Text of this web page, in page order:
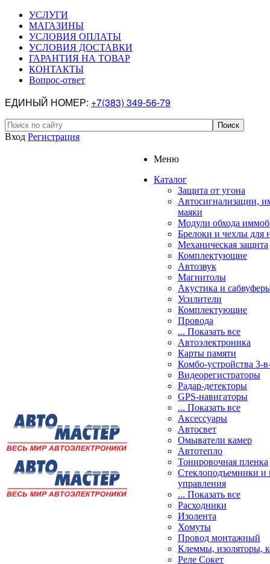
УСЛУГИ
МАГАЗИНЫ
УСЛОВИЯ ОПЛАТЫ
УСЛОВИЯ ДОСТАВКИ
ГАРАНТИЯ НА ТОВАР
КОНТАКТЫ
Вопрос-ответ
ЕДИНЫЙ НОМЕР: +7(383) 349-56-79
Вход Регистрация
Меню
Каталог
Защита от угона
Автосигнализации,
маяки
Модули обхода
Брелоки и чехлы для
Механическая защита
Комплектующие
Автозвук
Магнитолы
Акустика и
Усилители
Комплектующие
Провода
... Показать все
Автоэлектроника
Карты памяти
Комбо-устройства 3-
Видеорегистраторы
Радар-детекторы
GPS-навигаторы
... Показать все
Аксессуары
Автосвет
Омыватели камер
Автотепло
Тонировочная пленка
Стеклоподъемники и
управления
... Показать все
Расходники
Изолента
Хомуты
Провод монтажный
Клеммы, изоляторы,
Реле Сокет